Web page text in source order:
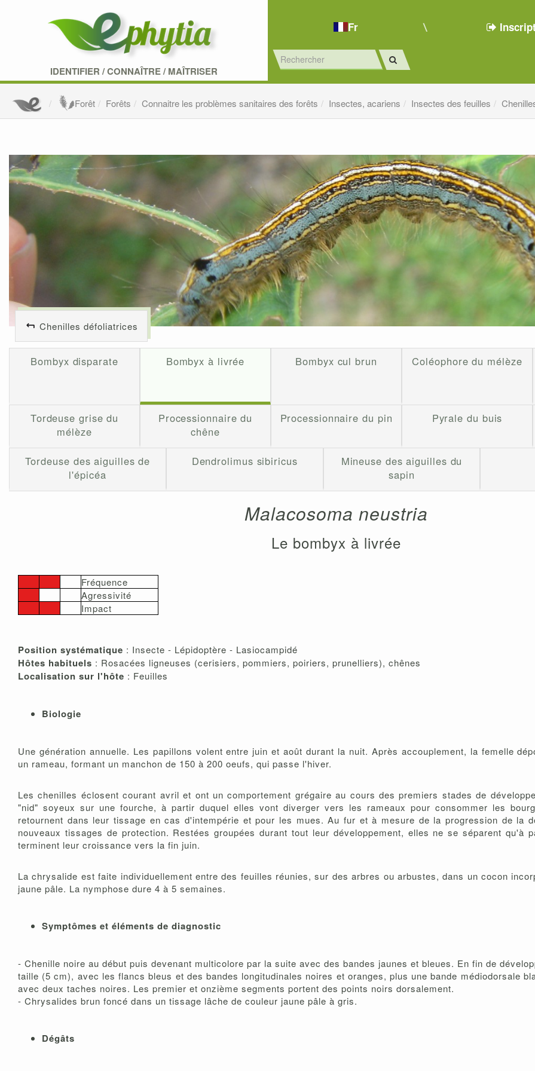
IDENTIFIER /CONNAÎTRE/MAÎTRISER
Fr
Forêt Forêts Connaitre les problèmes sanitaires des forêts Insectes, acariens Insectes des feuilles
Chenilles défoliatrices
Bombyx disparate Bombyx à livrée Bombyx cul brun Coléophore du mélèze
Tordeuse grise du
mélèze
Processionnaire du
chêne
Processionnaire du pin Pyrale du buis
Tordeuse des aiguilles de
l'épicéa
Dendrolimus sibiricus
Mineuse des aiguilles du
sapin
Malacosoma neustria
Le bombyx à livrée
Fréquence
Agressivité
Impact
Position systématique : Insecte - Lépidoptère - Lasiocampidé
Hôtes habituels : Rosacées ligneuses (cerisiers, pommiers, poiriers, prunelliers), chênes
Localisation sur l'hôte : Feuilles
Biologie
Une génération annuelle. Les papillons volent entre juin et août durant la nuit. Après accouplement, la femelle
un rameau, formant un manchon de 150 à 200 oeufs, qui passe l'hiver.
Les chenilles éclosent courant avril et ont un comportement grégaire au cours des premiers stades de
"nid" soyeux sur une fourche, à partir duquel elles vont diverger vers les rameaux pour consommer les
retournent dans leur tissage en cas d'intempérie et pour les mues. Au fur et à mesure de la progression de la
nouveaux tissages de protection. Restées groupées durant tout leur développement, elles ne se séparent qu'à
terminent leur croissance vers la fin juin.
La chrysalide est faite individuellement entre des feuilles réunies, sur des arbres ou arbustes, dans un cocon
jaune pâle. La nymphose dure 4 à 5 semaines.
Symptômes et éléments de diagnostic
- Chenille noire au début puis devenant multicolore par la suite avec des bandes jaunes et bleues. En fin de
taille (5 cm), avec les flancs bleus et des bandes longitudinales noires et oranges, plus une bande médiodorsale
avec deux taches noires. Les premier et onzième segments portent des points noirs dorsalement.
- Chrysalides brun foncé dans un tissage lâche de couleur jaune pâle à gris.
Dégâts